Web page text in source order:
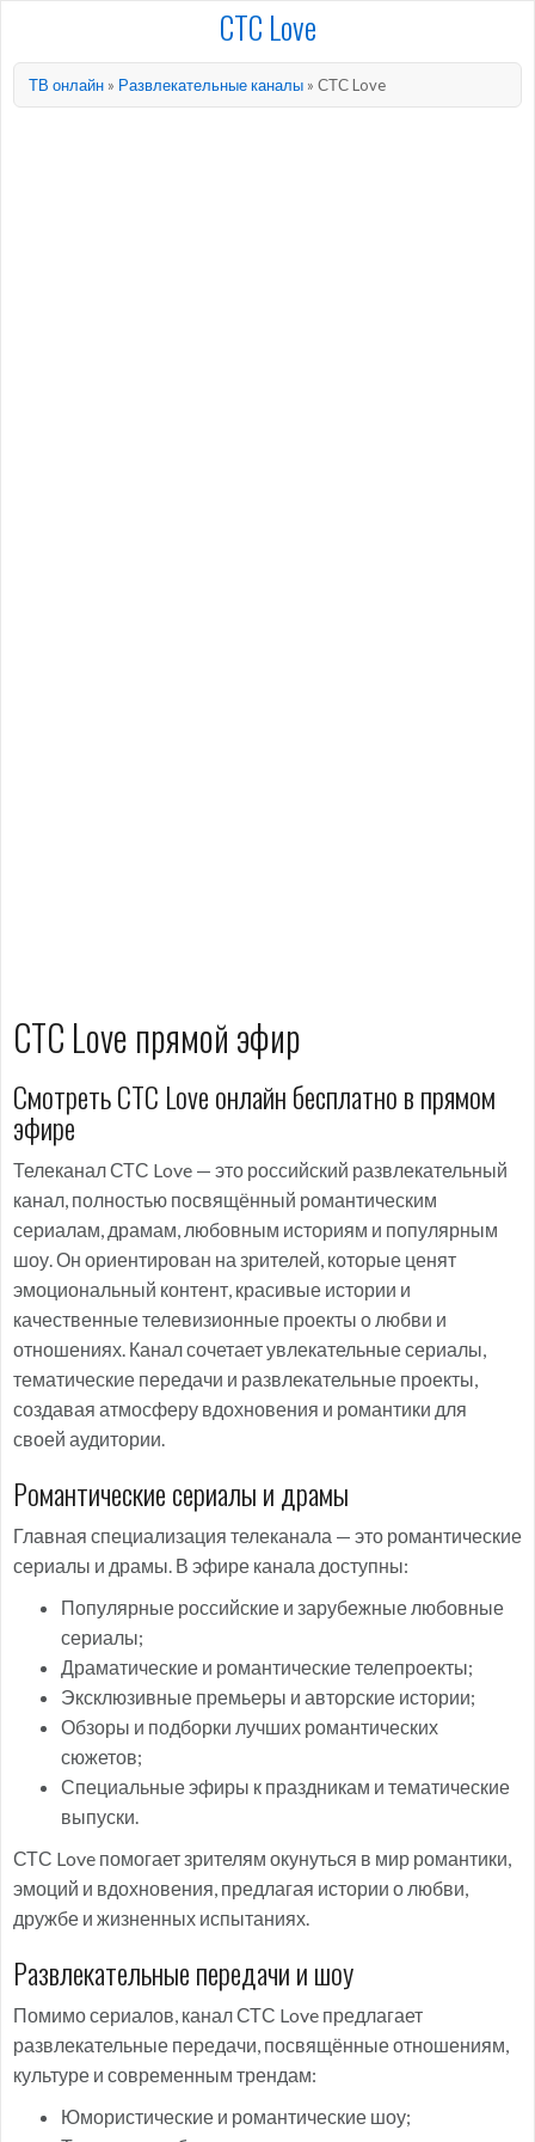
СТС Love
ТВ онлайн » Развлекательные каналы » СТС Love
СТС Love прямой эфир
Смотреть СТС Love онлайн бесплатно в прямом
эфире
Телеканал СТС Love — это российский развлекательный
канал, полностью посвящённый романтическим
сериалам, драмам, любовным историям и популярным
шоу. Он ориентирован на зрителей, которые ценят
эмоциональный контент, красивые истории и
качественные телевизионные проекты о любви и
отношениях. Канал сочетает увлекательные сериалы,
тематические передачи и развлекательные проекты,
создавая атмосферу вдохновения и романтики для
своей аудитории.
Романтические сериалы и драмы
Главная специализация телеканала — это романтические
сериалы и драмы. В эфире канала доступны:
Популярные российские и зарубежные любовные
сериалы;
Драматические и романтические телепроекты;
Эксклюзивные премьеры и авторские истории;
Обзоры и подборки лучших романтических
сюжетов;
Специальные эфиры к праздникам и тематические
выпуски.
СТС Love помогает зрителям окунуться в мир романтики,
эмоций и вдохновения, предлагая истории о любви,
дружбе и жизненных испытаниях.
Развлекательные передачи и шоу
Помимо сериалов, канал СТС Love предлагает
развлекательные передачи, посвящённые отношениям,
культуре и современным трендам:
Юмористические и романтические шоу;